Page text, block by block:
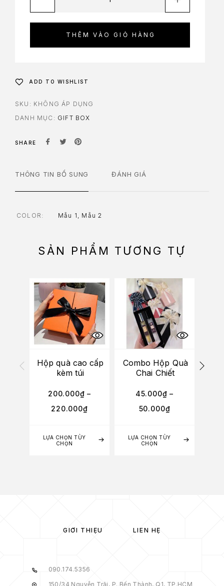
THÊM VÀO GIỎ HÀNG
ADD TO WISHLIST
SKU: KHÔNG ÁP DỤNG
DANH MỤC: GIFT BOX
SHARE
THÔNG TIN BỔ SUNG ĐÁNH GIÁ
COLOR Mẫu 1, Mẫu 2
SẢN PHẨM TƯƠNG TỰ
LỰA CHỌN TÙY
CHỌN
Hộp quà cao cấp
kèm túi
200.000₫ –
220.000₫
LỰA CHỌN TÙY
CHỌN
Combo Hộp Quà
Chai Chiết
45.000₫ –
50.000₫
GIỚI THIỆU LIÊN HỆ
090.174.5356
150/34 Nguyễn Trãi, P. Bến Thành, Q1, TP.HCM